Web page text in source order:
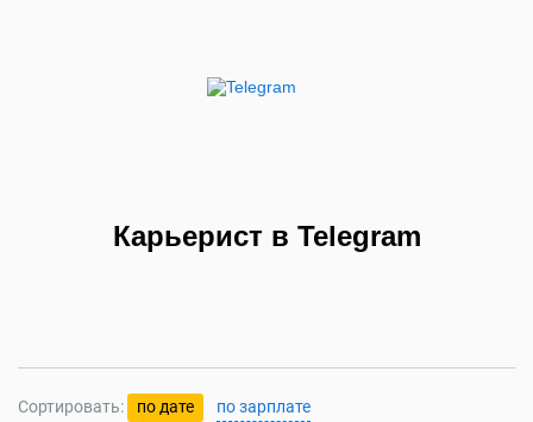
Карьерист в Telegram
Сортировать: по дате по зарплате